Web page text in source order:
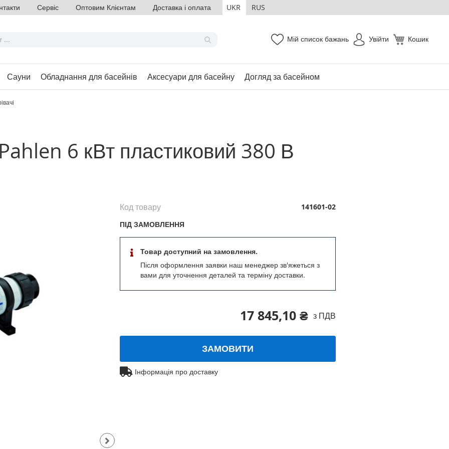
Сервіс Оптовим Клієнтам Доставка і оплата UKR RUS
Кошик
Мій список бажань Увійти
Сауни Обладнання для басейнів Аксесуари для басейну Догляд за басейном
6 кВт пластиковий 380 В
17 845,10 ₴ з ПДВ
ПІД ЗАМОВЛЕННЯ
Товар доступний на замовлення.
Після оформлення заявки наш менеджер зв'яжеться з
вами для уточнення деталей та терміну доставки.
Код товару 141601-02
ЗАМОВИТИ
Інформація про доставку